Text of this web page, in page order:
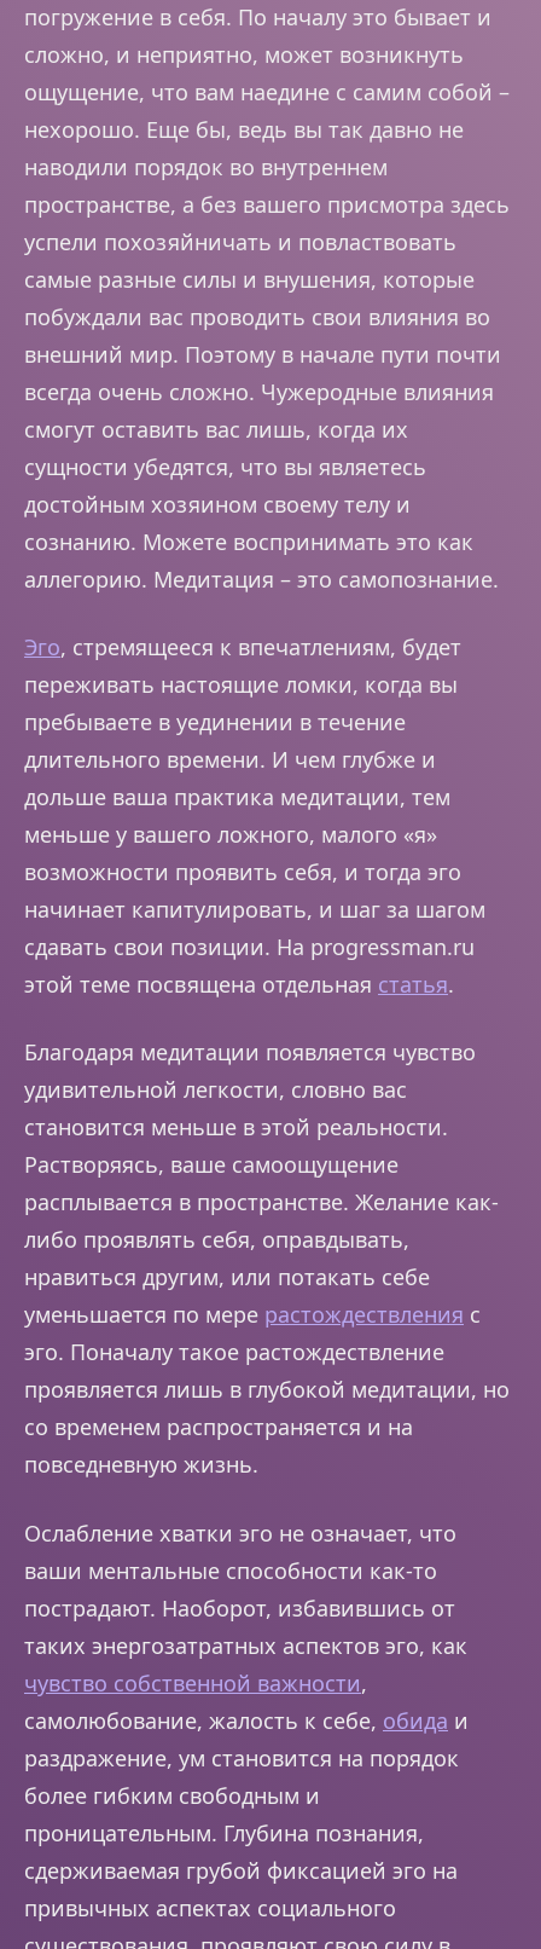
погружение в себя. По началу это бывает и
сложно, и неприятно, может возникнуть
ощущение, что вам наедине с самим собой –
нехорошо. Еще бы, ведь вы так давно не
наводили порядок во внутреннем
пространстве, а без вашего присмотра здесь
успели похозяйничать и повластвовать
самые разные силы и внушения, которые
побуждали вас проводить свои влияния во
внешний мир. Поэтому в начале пути почти
всегда очень сложно. Чужеродные влияния
смогут оставить вас лишь, когда их
сущности убедятся, что вы являетесь
достойным хозяином своему телу и
сознанию. Можете воспринимать это как
аллегорию. Медитация – это самопознание.
Эго, стремящееся к впечатлениям, будет
переживать настоящие ломки, когда вы
пребываете в уединении в течение
длительного времени. И чем глубже и
дольше ваша практика медитации, тем
меньше у вашего ложного, малого «я»
возможности проявить себя, и тогда эго
начинает капитулировать, и шаг за шагом
сдавать свои позиции. На progressman.ru
этой теме посвящена отдельная статья.
Благодаря медитации появляется чувство
удивительной легкости, словно вас
становится меньше в этой реальности.
Растворяясь, ваше самоощущение
расплывается в пространстве. Желание как-
либо проявлять себя, оправдывать,
нравиться другим, или потакать себе
уменьшается по мере растождествления с
эго. Поначалу такое растождествление
проявляется лишь в глубокой медитации, но
со временем распространяется и на
повседневную жизнь.
Ослабление хватки эго не означает, что
ваши ментальные способности как-то
пострадают. Наоборот, избавившись от
таких энергозатратных аспектов эго, как
чувство собственной важности,
самолюбование, жалость к себе, обида и
раздражение, ум становится на порядок
более гибким свободным и
проницательным. Глубина познания,
сдерживаемая грубой фиксацией эго на
привычных аспектах социального